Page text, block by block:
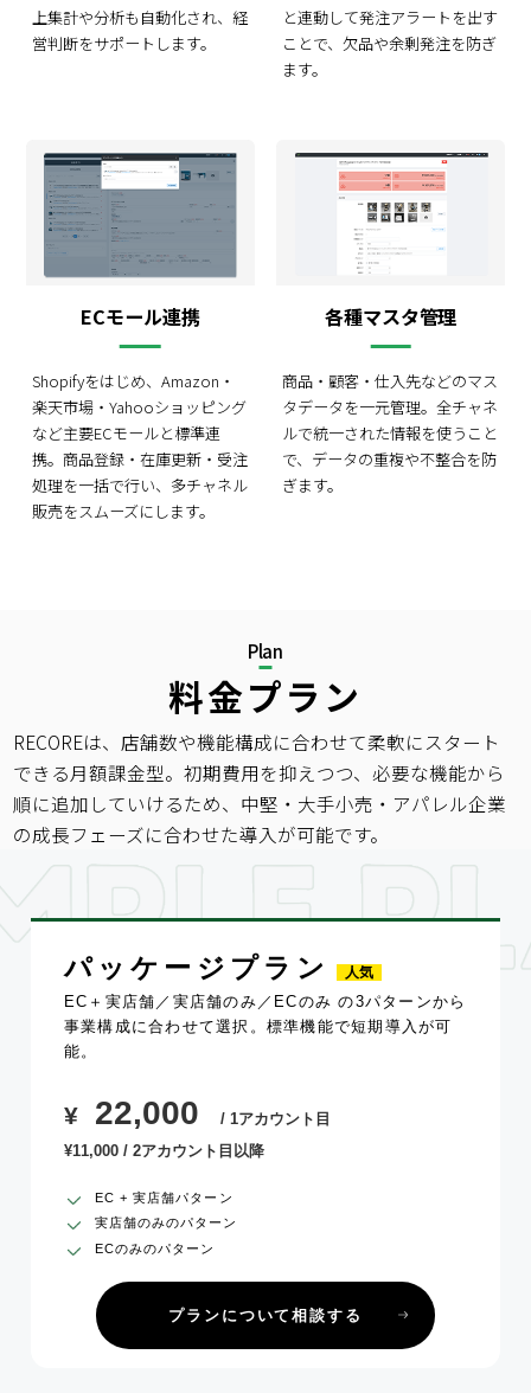
上集計や分析も自動化され、経
営判断をサポートします。
と連動して発注アラートを出す
ことで、欠品や余剰発注を防ぎ
ます。
ECモール連携
Shopifyをはじめ、Amazon・
楽天市場・Yahooショッピング
など主要ECモールと標準連
携。商品登録・在庫更新・受注
処理を一括で行い、多チャネル
販売をスムーズにします。
各種マスタ管理
商品・顧客・仕入先などのマス
タデータを一元管理。全チャネ
ルで統一された情報を使うこと
で、データの重複や不整合を防
ぎます。
Plan
料金プラン
RECOREは、店舗数や機能構成に合わせて柔軟にスタート
できる月額課金型。初期費用を抑えつつ、必要な機能から
順に追加していけるため、中堅・大手小売・アパレル企業
の成長フェーズに合わせた導入が可能です。
パッケージプラン
人気
EC＋実店舗／実店舗のみ／ECのみ の3パターンから
事業構成に合わせて選択。標準機能で短期導入が可
能。
¥ 22,000
/ 1アカウント目
¥11,000 / 2アカウント目以降
EC + 実店舗パターン
実店舗のみのパターン
ECのみのパターン
プランについて相談する